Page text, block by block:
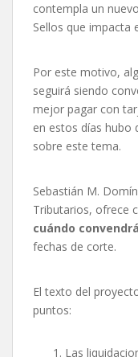
contempla un
Sellos que impacta
Por este motivo,
seguirá siendo
mejor pagar con
en estos días hubo
sobre este tema.
Sebastián M.
Tributarios, ofrece
cuándo
fechas de corte.
El texto del
puntos:
Las